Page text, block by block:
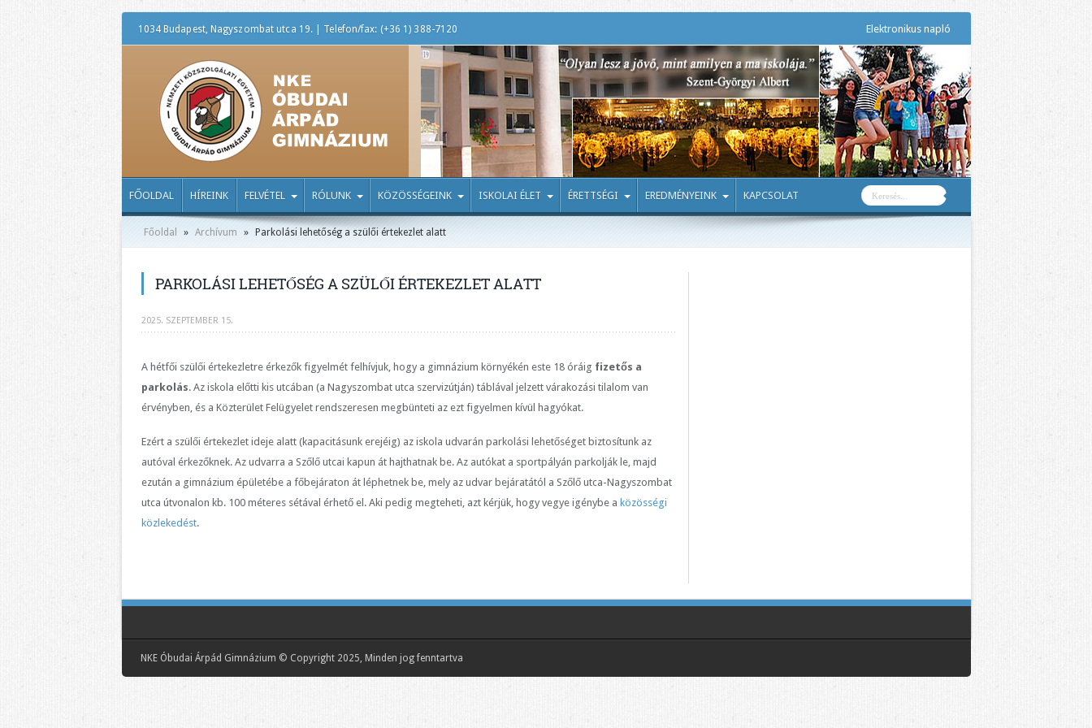
1034 Budapest, Nagyszombat utca 19. | Telefon/fax: (+36 1) 388-7120 Elektronikus napló
FŐOLDAL HÍREINK FELVÉTEL RÓLUNK KÖZÖSSÉGEINK ISKOLAI ÉLET ÉRETTSÉGI EREDMÉNYEINK KAPCSOLAT
Főoldal » Archívum » Parkolási lehetőség a szülői értekezlet alatt
PARKOLÁSI LEHETŐSÉG A SZÜLŐI ÉRTEKEZLET ALATT
2025. SZEPTEMBER 15.
A hétfői szülői értekezletre érkezők figyelmét felhívjuk, hogy a gimnázium környékén este 18 óráig fizetős a
parkolás. Az iskola előtti kis utcában (a Nagyszombat utca szervizútján) táblával jelzett várakozási tilalom van
érvényben, és a Közterület Felügyelet rendszeresen megbünteti az ezt figyelmen kívül hagyókat.
Ezért a szülői értekezlet ideje alatt (kapacitásunk erejéig) az iskola udvarán parkolási lehetőséget biztosítunk az
autóval érkezőknek. Az udvarra a Szőlő utcai kapun át hajthatnak be. Az autókat a sportpályán parkolják le, majd
ezután a gimnázium épületébe a főbejáraton át léphetnek be, mely az udvar bejáratától a Szőlő utca-Nagyszombat
utca útvonalon kb. 100 méteres sétával érhető el. Aki pedig megteheti, azt kérjük, hogy vegye igénybe a közösségi
közlekedést.
NKE Óbudai Árpád Gimnázium © Copyright 2025, Minden jog fenntartva